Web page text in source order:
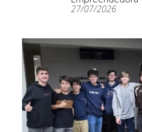
27/07/2026